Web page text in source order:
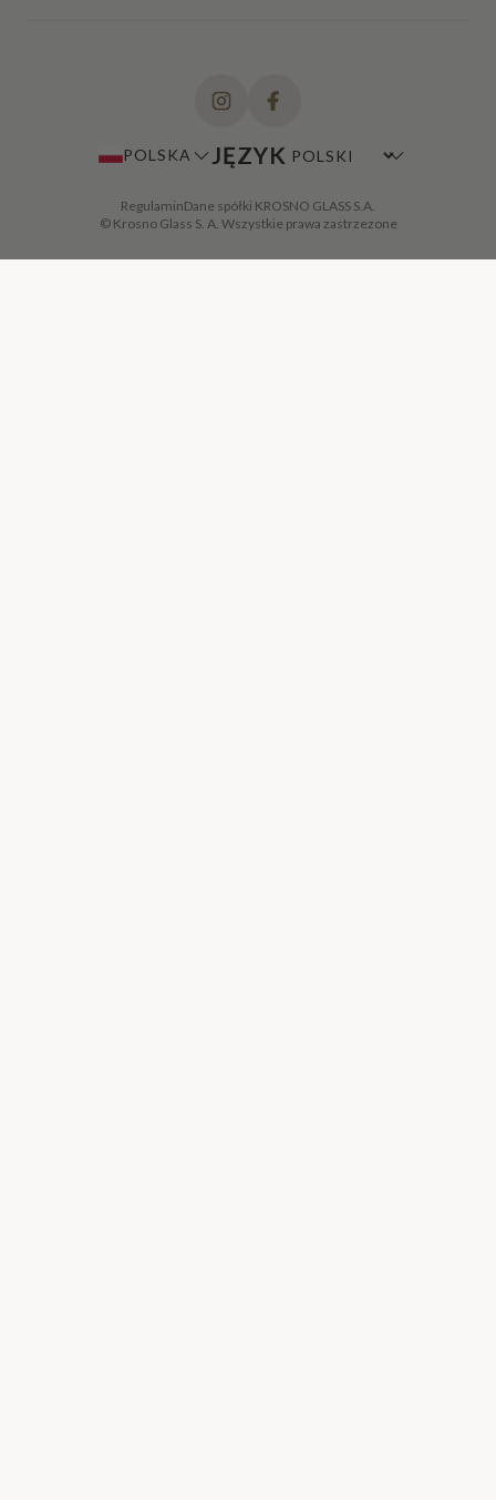
POLSKA JĘZYK
RegulaminDane spółki KROSNO GLASS S.A.
© Krosno Glass S. A. Wszystkie prawa zastrzezone